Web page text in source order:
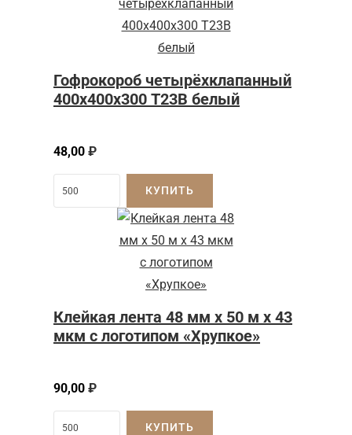
Гофрокороб четырёхклапанный
400х400х300 Т23В белый
48,00 ₽
КУПИТЬ
Клейкая лента 48 мм x 50 м x 43
мкм с логотипом «Хрупкое»
90,00 ₽
КУПИТЬ